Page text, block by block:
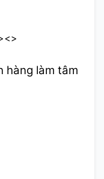
hàng làm tâm